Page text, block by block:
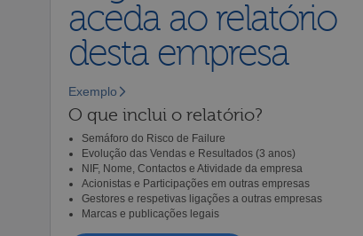
aceda ao relatório
desta empresa
Exemplo
O que inclui o relatório?
Semáforo do Risco de Failure
Evolução das Vendas e Resultados (3 anos)
NIF, Nome, Contactos e Atividade da empresa
Acionistas e Participações em outras empresas
Gestores e respetivas ligações a outras empresas
Marcas e publicações legais